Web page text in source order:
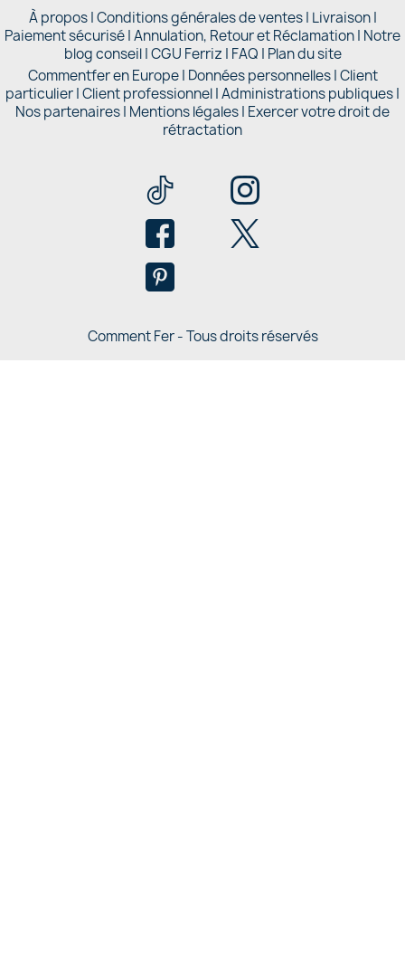
À propos|Conditions générales de ventes| Livraison|
Paiement sécurisé|Annulation, Retour et Réclamation| Notre
blog conseil|CGU Ferriz | FAQ | Plan du site
Commentfer en Europe| Données personnelles|Client
particulier|Client professionnel|Administrations publiques|
Nos partenaires | Mentions légales| Exercer votre droit de
rétractation
Comment Fer - Tous droits réservés